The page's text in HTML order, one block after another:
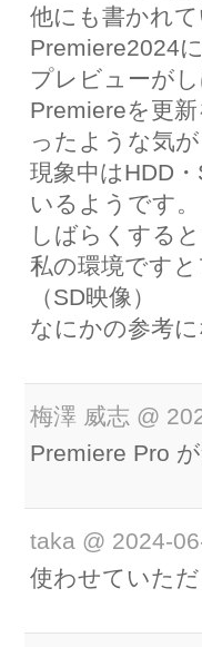
他にも書かれ
Premiere2024
プレビューが
Premiereを更
ったような気が
現象中はHDD
いるようです。
しばらくする
私の環境です
（SD映像）
なにかの参考
梅澤 威志 @
Premiere Pro
taka @ 2024-
使わせていただ